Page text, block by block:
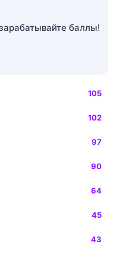
баллы!
105
102
97
90
64
45
43